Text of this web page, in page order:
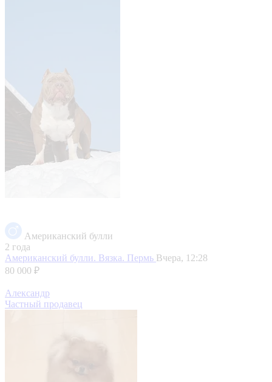
Американский булли
2 года
Американский булли. Вязка. Пермь Вчера, 12:28
80 000 ₽
Александр
Частный продавец